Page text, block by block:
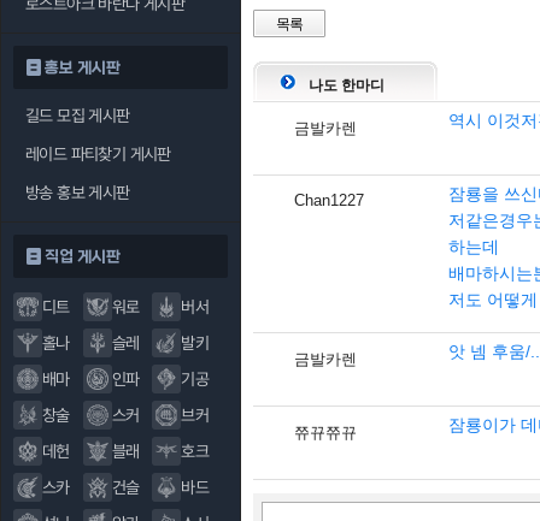
홍보 게시판
길드 모집 게시판
레이드 파티찾기 게시판
방송 홍보 게시판
직업 게시판
디트 워로
버서
홀나
슬레
발키
배마
인파
기공
창술
스커
브커
데헌
블래
호크
스카
건슬
바드
목록
나도 한마디
금발카렌 역시 이것
Chan1227
잠룡을 쓰
저같은경우
하는데
배마하시는
저도 어떻
금발카렌 앗 넴 후움/..
쮸뀨쮸뀨 잠룡이가